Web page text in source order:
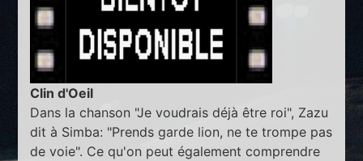
Clin d'Oeil
Dans la chanson "Je voudrais déjà être roi", Zazu
dit à Simba: "Prends garde lion, ne te trompe pas
de voie". Ce qu'on peut également comprendre